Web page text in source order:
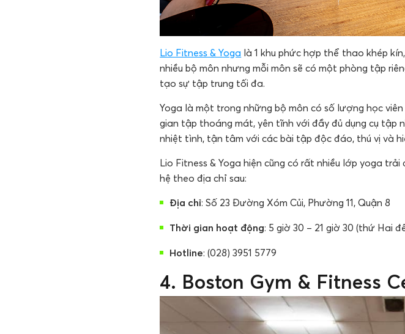
Lio Fitness & Yoga là 1 khu phức hợp thể thao khép
nhiều bộ môn nhưng mỗi môn sẽ có một phòng tập
tạo sự tập trung tối đa.
Yoga là một trong những bộ môn có số lượng học
gian tập thoáng mát, yên tĩnh với đầy đủ dụng cụ tập
nhiệt tình, tận tâm với các bài tập độc đáo, thú vị và
Lio Fitness & Yoga hiện cũng có rất nhiều lớp yoga
hệ theo địa chỉ sau:
Địa chỉ: Số 23 Đường Xóm Củi, Phường 11, Quận 8
Thời gian hoạt động: 5 giờ 30 – 21 giờ 30 (thứ Hai
Hotline: (028) 3951 5779
4. Boston Gym & Fitness